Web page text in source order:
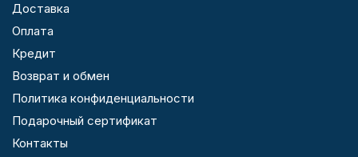
Доставка
Оплата
Кредит
Возврат и обмен
Политика конфиденциальности
Подарочный сертификат
Контакты